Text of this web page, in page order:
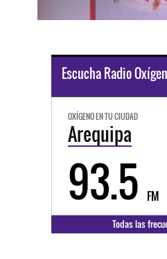
Escucha Radio
OXÍGENO EN TU CIUDAD
Arequipa
93.5 FM
Todas las